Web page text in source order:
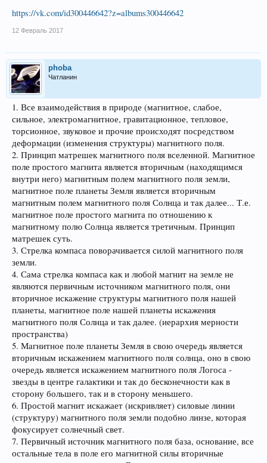
https://vk.com/id300446642?z=albums300446642
12 Февраль 2017
phoba
Чатланин
1. Все взаимодействия в природе (магнитное, слабое,
сильное, электромагнитное, гравитационное, тепловое,
торсионное, звуковое и прочие происходят посредством
деформации (изменения структуры) магнитного поля.
2. Принцип матрешек магнитного поля вселенной. Магнитное
поле простого магнита является вторичным (находящимся
внутри него) магнитным полем магнитного поля земли,
магнитное поле планеты Земля является вторичным
магнитным полем магнитного поля Солнца и так далее... Т.е.
магнитное поле простого магнита по отношению к
магнитному полю Солнца является третичным. Принцип
матрешек суть.
3. Стрелка компаса поворачивается силой магнитного поля
земли.
4. Сама стрелка компаса как и любой магнит на земле не
являются первичным источником магнитного поля, они
вторичное искажение структуры магнитного поля нашей
планеты, магнитное поле нашей планеты искажения
магнитного поля Солнца и так далее. (иерархия мерности
пространства)
5. Магнитное поле планеты Земля в свою очередь является
вторичным искажением магнитного поля солнца, оно в свою
очередь является искажением магнитного поля Логоса -
звезды в центре галактики и так до бесконечности как в
сторону большего, так и в сторону меньшего.
6. Простой магнит искажает (искривляет) силовые линии
(структуру) магнитного поля земли подобно линзе, которая
фокусирует солнечный свет.
7. Первичный источник магнитного поля база, основание, все
остальные тела в поле его магнитной силы вторичные